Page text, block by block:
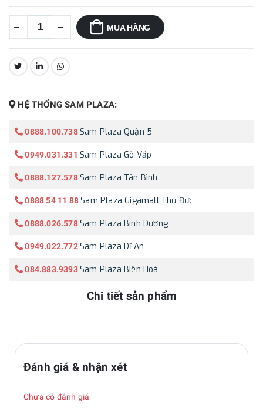
MUA HÀNG
CHIA SẺ:
HỆ THỐNG SAM PLAZA:
0888.100.738 Sam Plaza Quận 5
0949.031.331 Sam Plaza Gò Vấp
0888.127.578 Sam Plaza Tân Bình
0888 54 11 88 Sam Plaza Gigamall Thủ Đức
0888.026.578 Sam Plaza Bình Dương
0949.022.772 Sam Plaza Dĩ An
084.883.9393 Sam Plaza Biên Hoà
Chi tiết sản phẩm
Đánh giá & nhận xét
Chưa có đánh giá